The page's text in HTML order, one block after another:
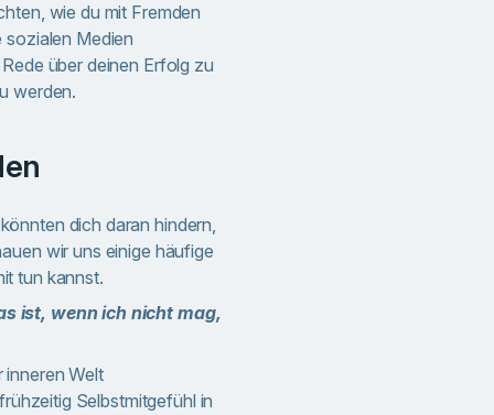
wie du mit Fremden
sozialen Medien
über deinen Erfolg zu
werden.
dich daran hindern,
wir uns einige häufige
tun kannst.
ist, wenn ich nicht mag,
Welt
Selbstmitgefühl in